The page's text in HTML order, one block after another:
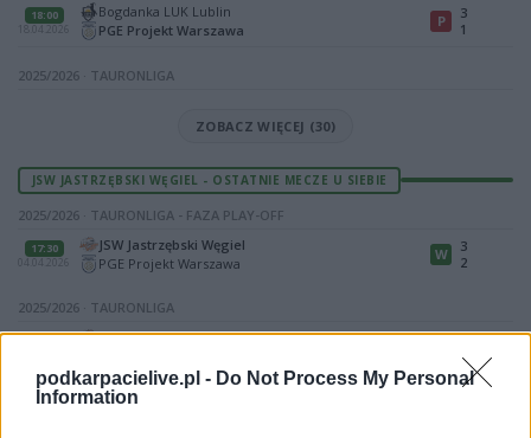
podkarpacielive.pl - Do Not Process My Personal
Information
18:00
18.04.2026
Bogdanka LUK Lublin
PGE Projekt Warszawa
P
3
1
2025/2026 · TAURONLIGA
ZOBACZ WIĘCEJ (30)
JSW JASTRZĘBSKI WĘGIEL - OSTATNIE MECZE U SIEBIE
2025/2026 · TAURONLIGA - FAZA PLAY-OFF
17:30
04.04.2026
JSW Jastrzębski Węgiel
PGE Projekt Warszawa
W
3
2
2025/2026 · TAURONLIGA
JSW Jastrzębski Węgiel
3
1
14:45
14.03.2026
JSW Jastrzębski Węgiel
Cuprum Stilon Gorzów
3